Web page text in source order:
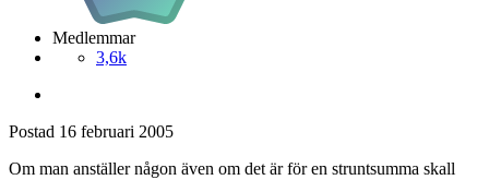
Medlemmar
3,6k
Postad 16 februari 2005
Om man anställer någon även om det är för en struntsumma skall